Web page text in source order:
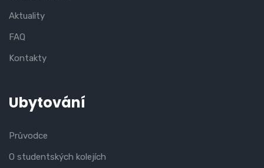
Aktuality
FAQ
Kontakty
Ubytování
Průvodce
O studentských kolejích